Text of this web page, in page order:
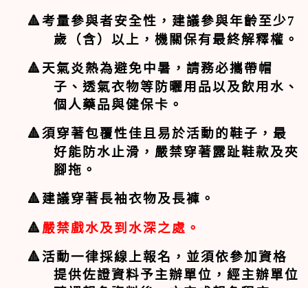
🔺考量參與者安全性， 建議參與年齡至少7
歲（含）以上，機關保有最終解釋權。
🔺 天氣炎熱為避免中暑，請務必攜帶帽
子、透氣衣物等防曬用品以及飲用水、
個人藥品與健保卡。
🔺須穿著包覆性佳且易於活動的鞋子，最
好能防水止滑，嚴禁穿著露趾鞋款及夾
腳拖。
🔺 建議穿著長袖衣物及長褲。
🔺 嚴禁戲水及到水深之處。
🔺活動一律採線上報名，並須依參加資格
提供佐證資料予主辦單位，經主辦單位